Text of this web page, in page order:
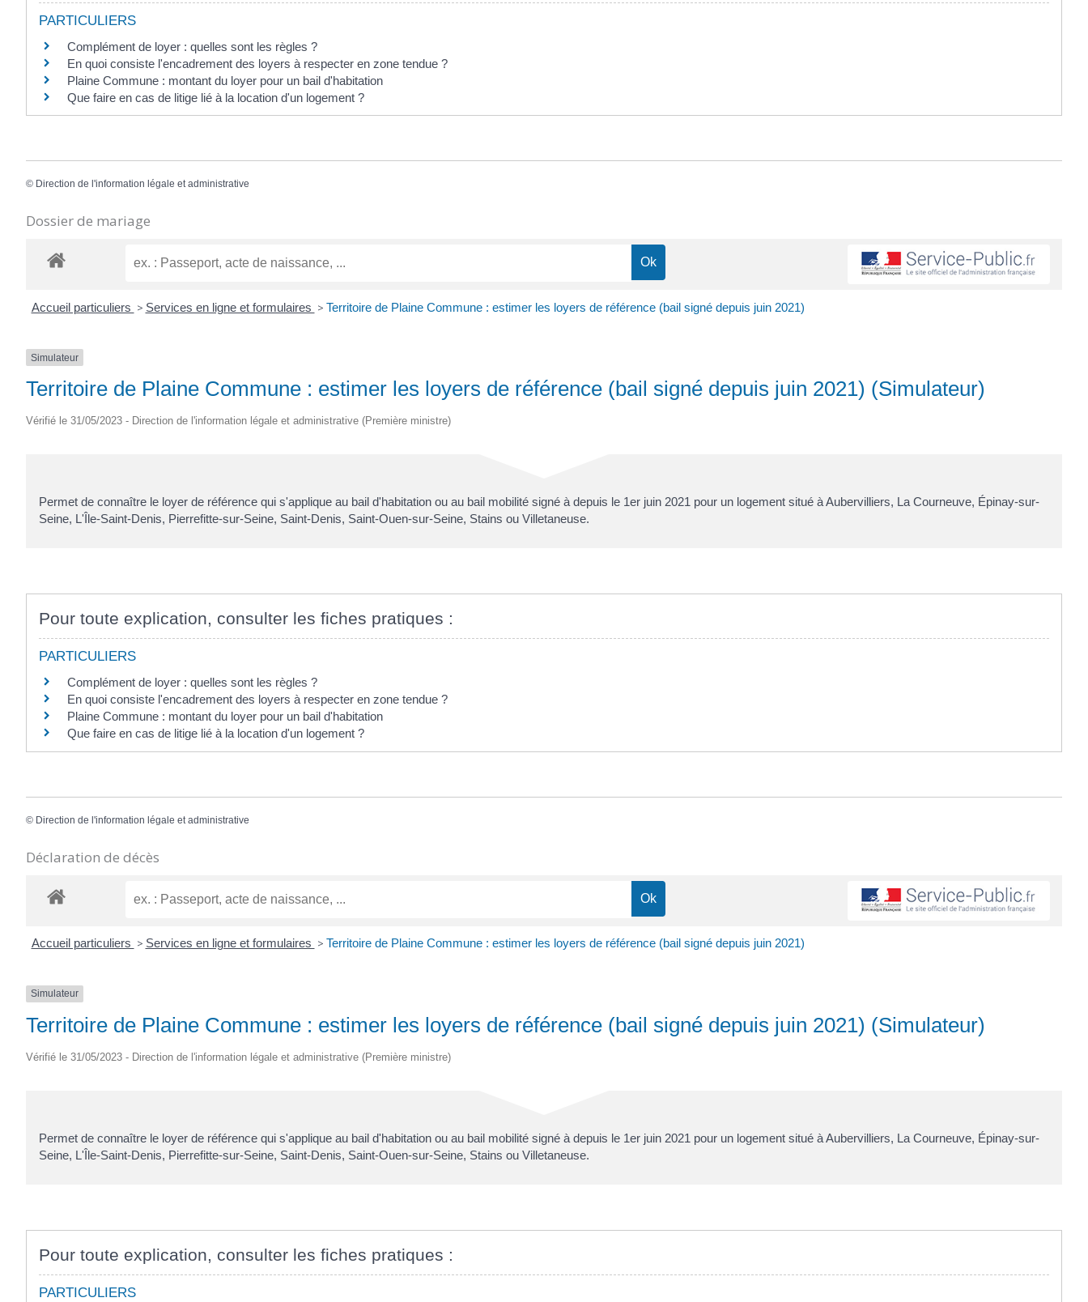
PARTICULIERS
Complément de loyer : quelles sont les règles ?
En quoi consiste l'encadrement des loyers à respecter en zone tendue ?
Plaine Commune : montant du loyer pour un bail d'habitation
Que faire en cas de litige lié à la location d'un logement ?
© Direction de l'information légale et administrative
Dossier de mariage
Accueil particuliers > Services en ligne et formulaires > Territoire de Plaine Commune : estimer les loyers de référence (bail signé depuis juin 2021)
Simulateur
Territoire de Plaine Commune : estimer les loyers de référence (bail signé depuis juin 2021) (Simulateur)
Vérifié le 31/05/2023 - Direction de l'information légale et administrative (Première ministre)
Permet de connaître le loyer de référence qui s'applique au bail d'habitation ou au bail mobilité signé à depuis le 1er juin 2021 pour un logement situé à Aubervilliers, La Courneuve, Épinay-sur-
Seine, L'Île-Saint-Denis, Pierrefitte-sur-Seine, Saint-Denis, Saint-Ouen-sur-Seine, Stains ou Villetaneuse.
Pour toute explication, consulter les fiches pratiques :
PARTICULIERS
Complément de loyer : quelles sont les règles ?
En quoi consiste l'encadrement des loyers à respecter en zone tendue ?
Plaine Commune : montant du loyer pour un bail d'habitation
Que faire en cas de litige lié à la location d'un logement ?
© Direction de l'information légale et administrative
Déclaration de décès
Accueil particuliers > Services en ligne et formulaires > Territoire de Plaine Commune : estimer les loyers de référence (bail signé depuis juin 2021)
Simulateur
Territoire de Plaine Commune : estimer les loyers de référence (bail signé depuis juin 2021) (Simulateur)
Vérifié le 31/05/2023 - Direction de l'information légale et administrative (Première ministre)
Permet de connaître le loyer de référence qui s'applique au bail d'habitation ou au bail mobilité signé à depuis le 1er juin 2021 pour un logement situé à Aubervilliers, La Courneuve, Épinay-sur-
Seine, L'Île-Saint-Denis, Pierrefitte-sur-Seine, Saint-Denis, Saint-Ouen-sur-Seine, Stains ou Villetaneuse.
Pour toute explication, consulter les fiches pratiques :
PARTICULIERS